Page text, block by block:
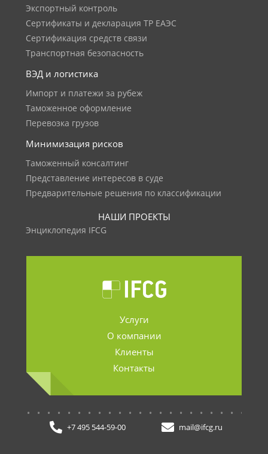
Экспортный контроль
Сертификаты и декларация ТР ЕАЭС
Сертификация средств связи
Транспортная безопасность
ВЭД и логистика
Импорт и платежи за рубеж
Таможенное оформление
Перевозка грузов
Минимизация рисков
Таможенный консалтинг
Представление интересов в суде
Предварительные решения по классификации
НАШИ ПРОЕКТЫ
Энциклопедия IFCG
Услуги
О компании
Клиенты
Контакты
+7 495 544-59-00 mail@ifcg.ru